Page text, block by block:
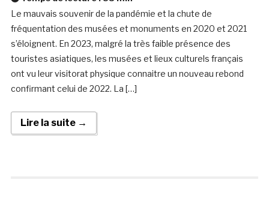
Le mauvais souvenir de la pandémie et la chute de
fréquentation des musées et monuments en 2020 et 2021
s’éloignent. En 2023, malgré la très faible présence des
touristes asiatiques, les musées et lieux culturels français
ont vu leur visitorat physique connaitre un nouveau rebond
confirmant celui de 2022. La […]
Lire la suite →